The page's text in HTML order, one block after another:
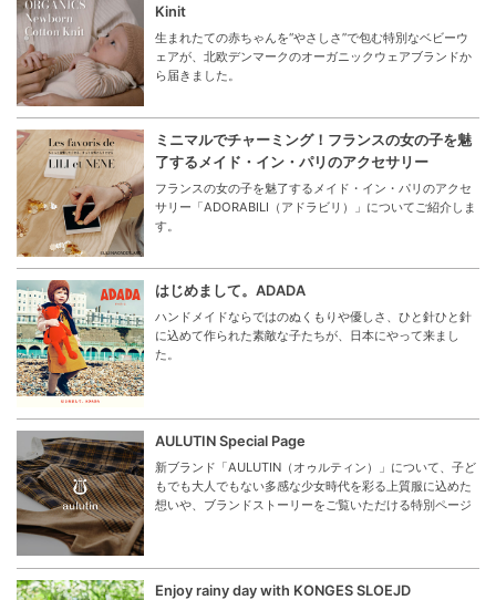
Kinit
生まれたての赤ちゃんを“やさしさ”で包む特別なベビーウ
ェアが、北欧デンマークのオーガニックウェアブランドか
ら届きました。
ミニマルでチャーミング！フランスの女の子を魅
了するメイド・イン・パリのアクセサリー
フランスの女の子を魅了するメイド・イン・パリのアクセ
サリー「ADORABILI（アドラビリ）」についてご紹介しま
す。
はじめまして。ADADA
ハンドメイドならではのぬくもりや優しさ、ひと針ひと針
に込めて作られた素敵な子たちが、日本にやって来まし
た。
AULUTIN Special Page
新ブランド「AULUTIN（オゥルティン）」について、子ど
もでも大人でもない多感な少女時代を彩る上質服に込めた
想いや、ブランドストーリーをご覧いただける特別ページ
Enjoy rainy day with KONGES SLOEJD